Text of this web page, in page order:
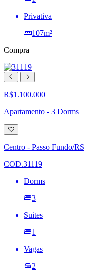
Privativa
107m²
Compra
R$1.100.000
Apartamento - 3 Dorms
Adicionar
à
lista
de
Centro - Passo Fundo/RS
COD.31119
Dorms
3
Suites
1
Vagas
2